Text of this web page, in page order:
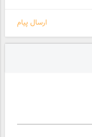
ارسال پیام